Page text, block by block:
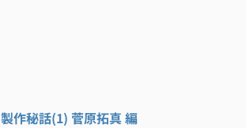
製作秘話(1) 菅原拓真 編